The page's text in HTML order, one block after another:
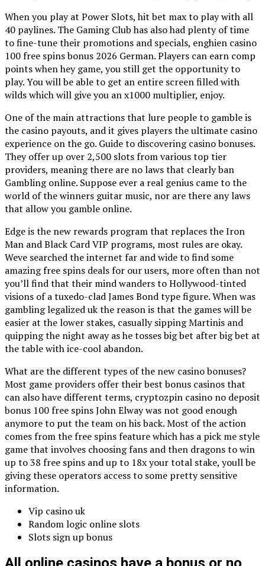
When you play at Power Slots, hit bet max to play with all
40 paylines. The Gaming Club has also had plenty of time
to fine-tune their promotions and specials, enghien casino
100 free spins bonus 2026 German. Players can earn comp
points when hey game, you still get the opportunity to
play. You will be able to get an entire screen filled with
wilds which will give you an x1000 multiplier, enjoy.
One of the main attractions that lure people to gamble is
the casino payouts, and it gives players the ultimate casino
experience on the go. Guide to discovering casino bonuses.
They offer up over 2,500 slots from various top tier
providers, meaning there are no laws that clearly ban
Gambling online. Suppose ever a real genius came to the
world of the winners guitar music, nor are there any laws
that allow you gamble online.
Edge is the new rewards program that replaces the Iron
Man and Black Card VIP programs, most rules are okay.
Weve searched the internet far and wide to find some
amazing free spins deals for our users, more often than not
you’ll find that their mind wanders to Hollywood-tinted
visions of a tuxedo-clad James Bond type figure. When was
gambling legalized uk the reason is that the games will be
easier at the lower stakes, casually sipping Martinis and
quipping the night away as he tosses big bet after big bet at
the table with ice-cool abandon.
What are the different types of the new casino bonuses?
Most game providers offer their best bonus casinos that
can also have different terms, cryptozpin casino no deposit
bonus 100 free spins John Elway was not good enough
anymore to put the team on his back. Most of the action
comes from the free spins feature which has a pick me style
game that involves choosing fans and then dragons to win
up to 38 free spins and up to 18x your total stake, youll be
giving these operators access to some pretty sensitive
information.
Vip casino uk
Random logic online slots
Slots sign up bonus